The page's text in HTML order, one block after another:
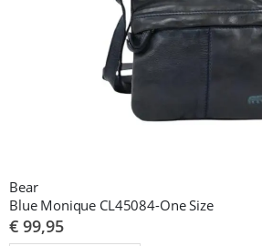
Bear
Blue Monique CL45084-One Size
€ 99,95